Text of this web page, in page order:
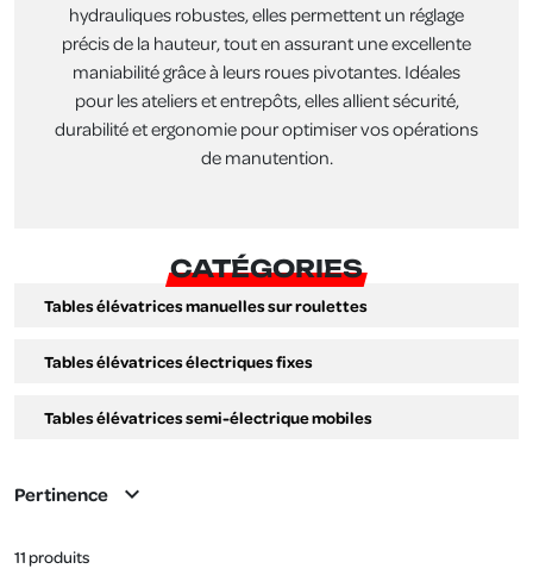
hydrauliques robustes, elles permettent un réglage
précis de la hauteur, tout en assurant une excellente
maniabilité grâce à leurs roues pivotantes. Idéales
pour les ateliers et entrepôts, elles allient sécurité,
durabilité et ergonomie pour optimiser vos opérations
de manutention.
CATÉGORIES
Tables élévatrices manuelles sur roulettes
Tables élévatrices électriques fixes
Tables élévatrices semi-électrique mobiles
11 produits
Pertinence expand_more